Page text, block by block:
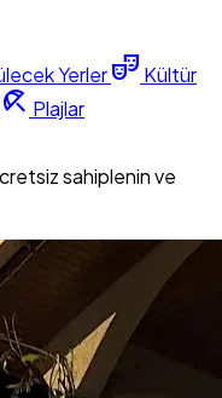
Yerlertheater_comedy Kültür
beach_access Plajlar
sahiplenin ve